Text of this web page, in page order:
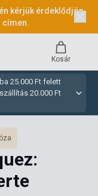
kérjük érdeklődjön
címen.
25.000 Ft felett
20.000 Ft
Kosár